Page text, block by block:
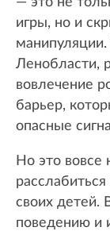
игры, но и
Ленобласти,
вовлечение
барьер,
опасные
Но это вовсе
своих детей.
поведению и